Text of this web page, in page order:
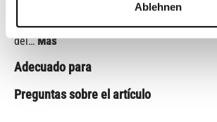
Ablehnen
Mosquitera de dardos para bobbers. Varias
fácil de colocar. Alivio significativo para la
del…Más
Adecuado para
Preguntas sobre el artículo